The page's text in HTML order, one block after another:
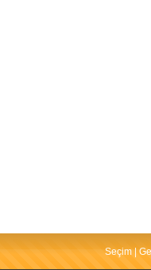
Seçim